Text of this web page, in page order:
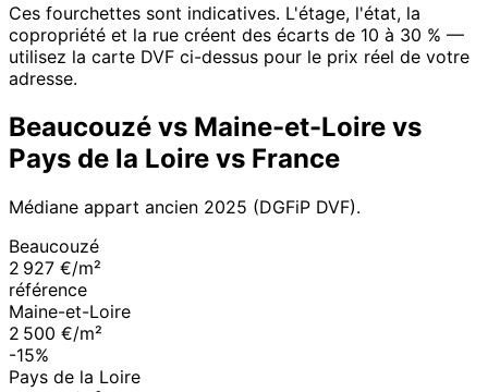
Ces fourchettes sont indicatives. L'étage, l'état, la
copropriété et la rue créent des écarts de 10 à 30 % —
utilisez la carte DVF ci-dessus pour le prix réel de votre
adresse.
Beaucouzé vs Maine-et-Loire vs
Pays de la Loire vs France
Médiane appart ancien 2025 (DGFiP DVF).
Beaucouzé
2 927 €/m²
référence
Maine-et-Loire
2 500 €/m²
-15%
Pays de la Loire